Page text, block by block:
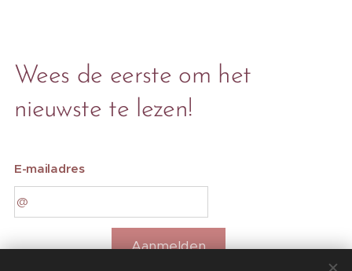
Wees de eerste om het
nieuwste te lezen!
E-mailadres
Aanmelden